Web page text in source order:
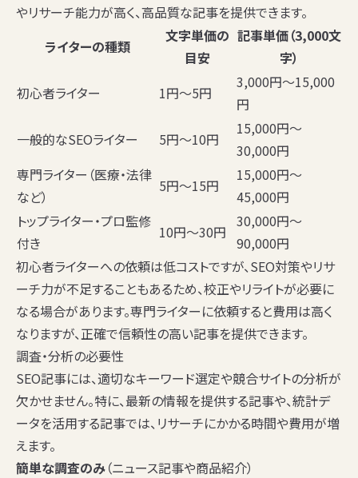
やリサーチ能力が高く、高品質な記事を提供できます。
ライターの種類
文字単価の
目安
記事単価（3,000文
字）
初心者ライター
1円〜5円
3,000円〜15,000
円
一般的なSEOライター
5円〜10円
15,000円〜
30,000円
専門ライター（医療・法律
など）
5円〜15円
15,000円〜
45,000円
トップライター・プロ監修
付き
10円〜30円
30,000円〜
90,000円
初心者ライターへの依頼は低コストですが、SEO対策やリサ
ーチ力が不足することもあるため、校正やリライトが必要に
なる場合があります。専門ライターに依頼すると費用は高く
なりますが、正確で信頼性の高い記事を提供できます。
調査・分析の必要性
SEO記事には、適切なキーワード選定や競合サイトの分析が
欠かせません。特に、最新の情報を提供する記事や、統計デ
ータを活用する記事では、リサーチにかかる時間や費用が増
えます。
簡単な調査のみ（ニュース記事や商品紹介）